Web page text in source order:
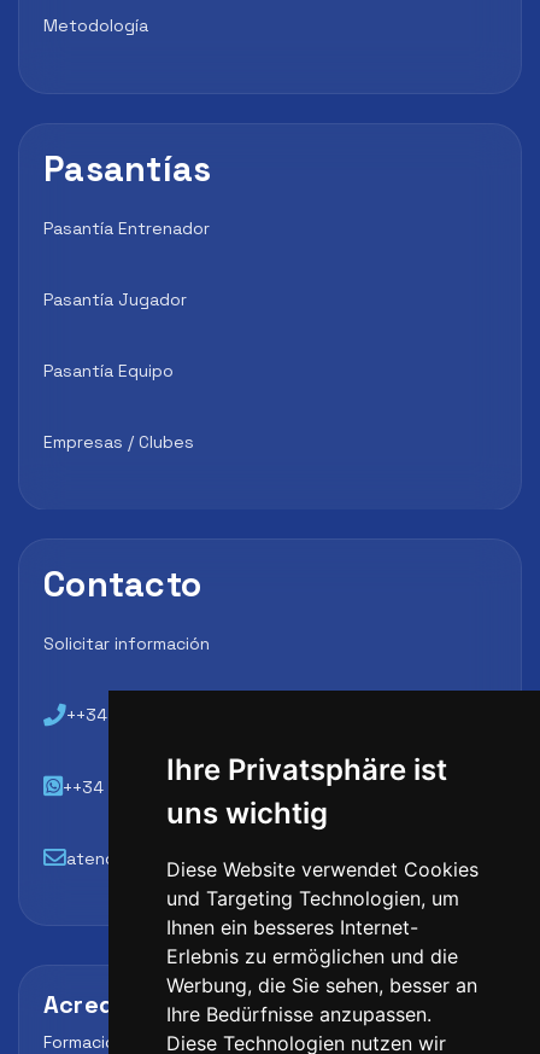
Ihre Privatsphäre ist
uns wichtig
Diese Website verwendet Cookies
und Targeting Technologien, um
Ihnen ein besseres Internet-
Erlebnis zu ermöglichen und die
Werbung, die Sie sehen, besser an
Ihre Bedürfnisse anzupassen.
Diese Technologien nutzen wir
Metodología
Pasantías
Pasantía Entrenador
Pasantía Jugador
Pasantía Equipo
Empresas / Clubes
Contacto
Solicitar información
++34 648 45 44 01
++34 648 45 44 01
atencion@futbollab.com
Acreditaciones y alianzas
Formación, metodología y reconocimiento para